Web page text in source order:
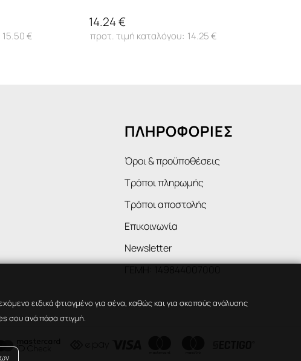
15.50 €
14.24 €
14.25 €
ΠΛΗΡΟΦΟΡΙΕΣ
Όροι & προϋποθέσεις
Τρόποι πληρωμής
Τρόποι αποστολής
Επικοινωνία
Newsletter
ειδικά φτιαγμένο για σένα, καθώς και για σκοπούς ανάλυσης
σου ανά πάσα στιγμή.